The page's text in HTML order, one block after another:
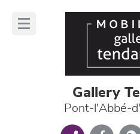
Gallery
Pont-l'Abbé-